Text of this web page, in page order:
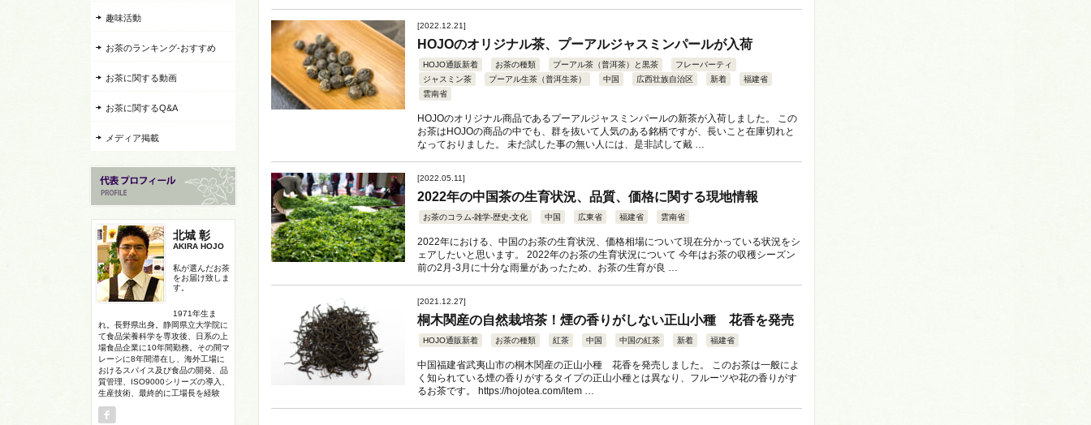
[2022.12.21]
HOJOのオリジナル茶、プーアルジャスミンパールが入荷
HOJO通販新着 お茶の種類 プーアル茶（普洱茶）と黒茶
フレーバーティ
ジャスミン茶
プーアル生茶（普洱生茶） 中国 広西壮族自治区 新着
福建省
雲南省
HOJOのオリジナル商品であるプーアルジャスミンパールの新茶が入荷しました。 この
お茶はHOJOの商品の中でも、群を抜いて人気のある銘柄ですが、長いこと在庫切れと
なっておりました。 未だ試した事の無い人には、是非試して戴 …
[2022.05.11]
2022年の中国茶の生育状況、品質、価格に関する現地情報
お茶のコラム-雑学-歴史-文化 中国 広東省 福建省 雲南省
2022年における、中国のお茶の生育状況、価格相場について現在分かっている状況をシ
ェアしたいと思います。 2022年のお茶の生育状況について 今年はお茶の収穫シーズン
前の2月-3月に十分な雨量があったため、お茶の生育が良 …
[2021.12.27]
桐木関産の自然栽培茶！煙の香りがしない正山小種 花香を発売
HOJO通販新着 お茶の種類 紅茶 中国 中国の紅茶 新着 福建省
中国福建省武夷山市の桐木関産の正山小種 花香を発売しました。 このお茶は一般によ
く知られている煙の香りがするタイプの正山小種とは異なり、フルーツや花の香りがす
るお茶です。 https://hojotea.com/item …
趣味活動
お茶のランキング-おすすめ
お茶に関する動画
お茶に関するQ&A
メディア掲載
北城 彰
AKIRA HOJO
私が選んだお茶
をお届け致しま
す。
1971年生ま
れ。長野県出身。静岡県立大学院に
て食品栄養科学を専攻後、日系の上
場食品企業に10年間勤務。その間マ
レーシに8年間滞在し、海外工場に
おけるスパイス及び食品の開発、品
質管理、ISO9000シリーズの導入、
生産技術、最終的に工場長を経験